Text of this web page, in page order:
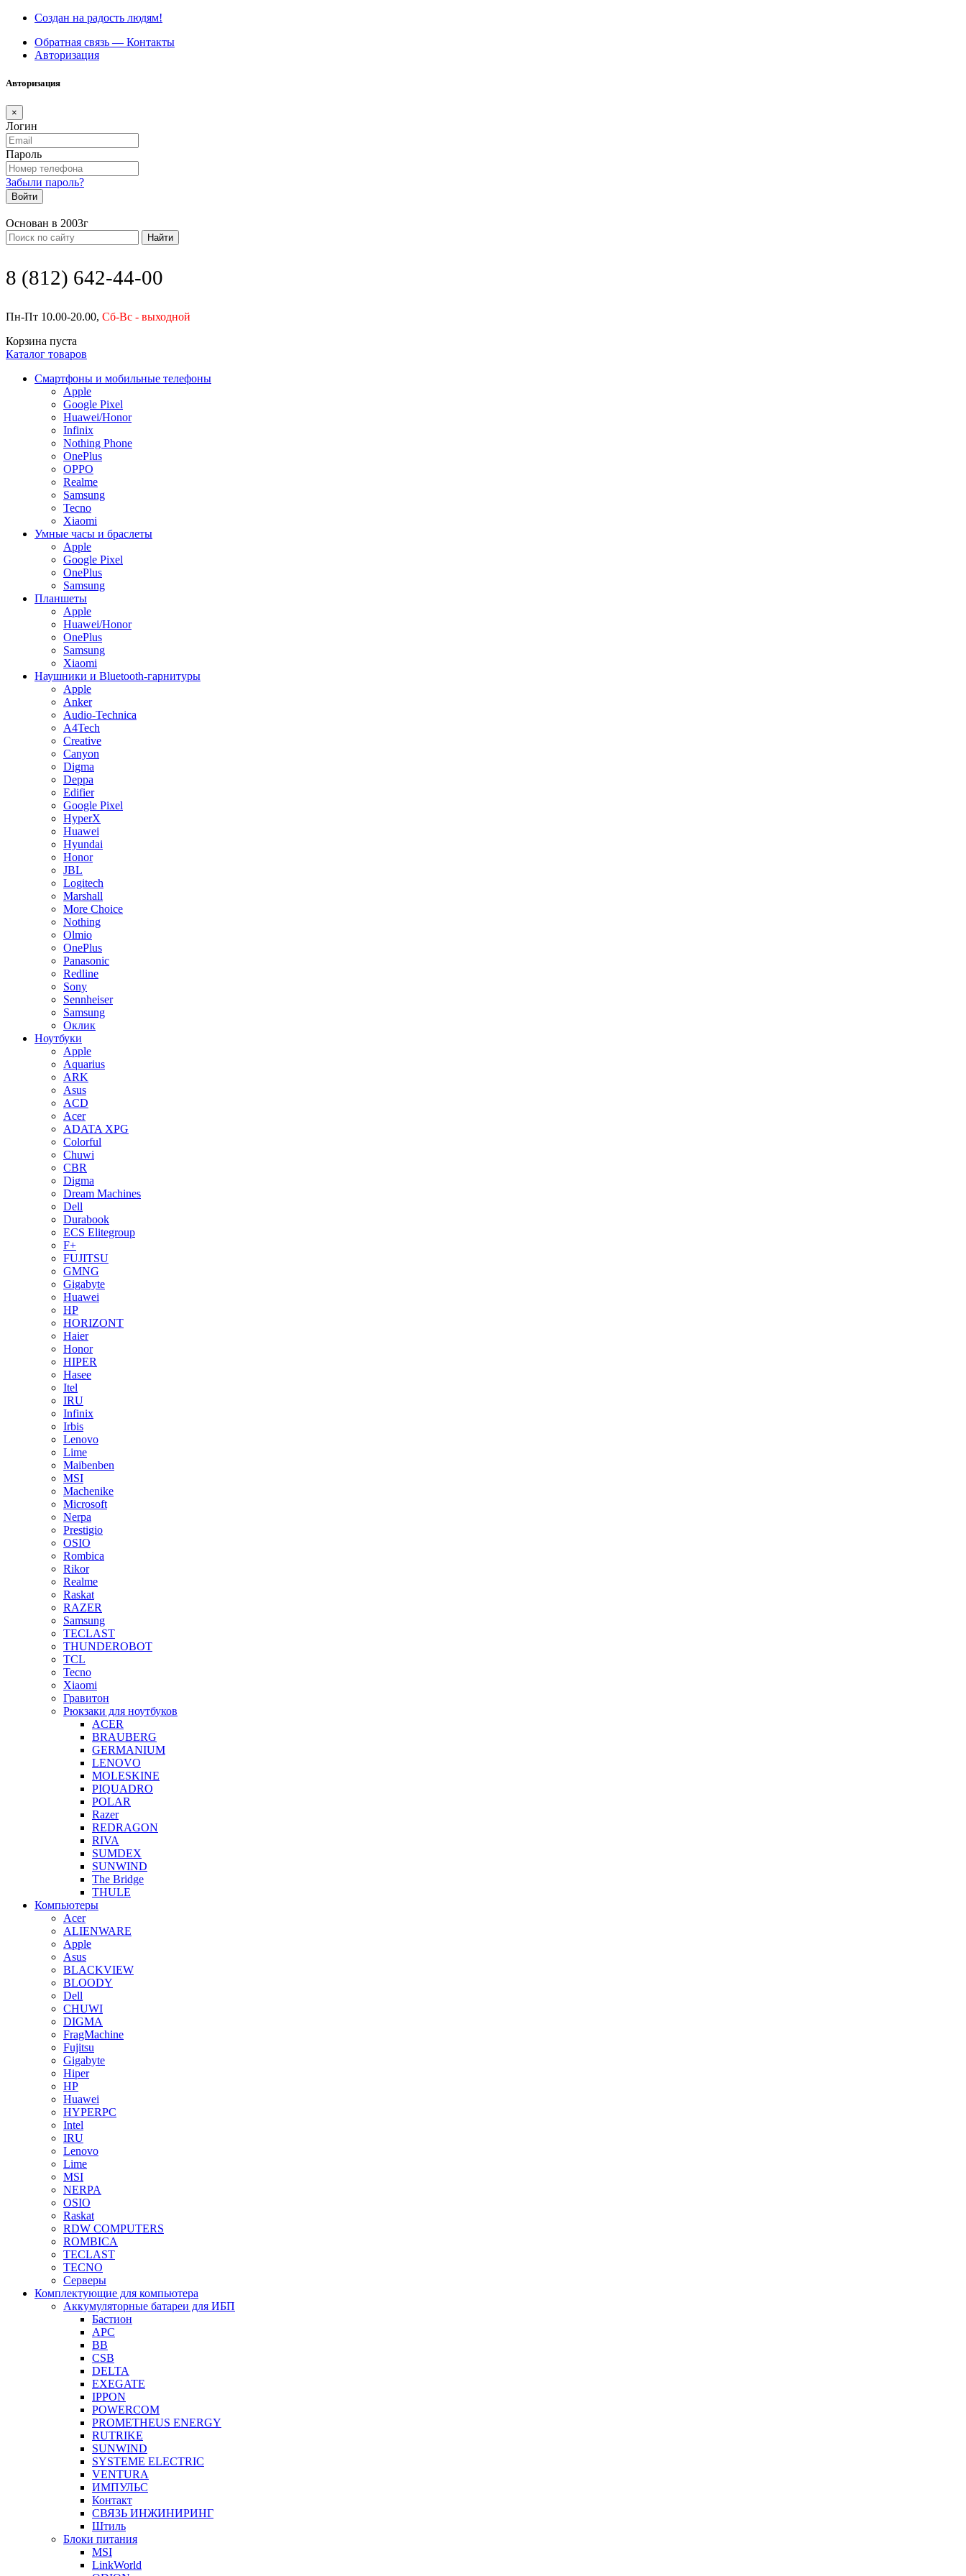
Создан на радость людям!
Обратная связь — Контакты
Авторизация
Авторизация
×
Логин
Пароль
Забыли пароль?
Войти
Основан в 2003г
Найти
8 (812) 642-44-00
Пн-Пт 10.00-20.00, Сб-Вс - выходной
Корзина пуста
Каталог товаров
Смартфоны и мобильные телефоны
Apple
Google Pixel
Huawei/Honor
Infinix
Nothing Phone
OnePlus
OPPO
Realme
Samsung
Tecno
Xiaomi
Умные часы и браслеты
Apple
Google Pixel
OnePlus
Samsung
Планшеты
Apple
Huawei/Honor
OnePlus
Samsung
Xiaomi
Наушники и Bluetooth-гарнитуры
Apple
Anker
Audio-Technica
A4Tech
Creative
Canyon
Digma
Deppa
Edifier
Google Pixel
HyperX
Huawei
Hyundai
Honor
JBL
Logitech
Marshall
More Choice
Nothing
Olmio
OnePlus
Panasonic
Redline
Sony
Sennheiser
Samsung
Оклик
Ноутбуки
Apple
Aquarius
ARK
Asus
ACD
Acer
ADATA XPG
Colorful
Chuwi
CBR
Digma
Dream Machines
Dell
Durabook
ECS Elitegroup
F+
FUJITSU
GMNG
Gigabyte
Huawei
HP
HORIZONT
Haier
Honor
HIPER
Hasee
Itel
IRU
Infinix
Irbis
Lenovo
Lime
Maibenben
MSI
Machenike
Microsoft
Nerpa
Prestigio
OSIO
Rombica
Rikor
Realme
Raskat
RAZER
Samsung
TECLAST
THUNDEROBOT
TCL
Tecno
Xiaomi
Гравитон
Рюкзаки для ноутбуков
ACER
BRAUBERG
GERMANIUM
LENOVO
MOLESKINE
PIQUADRO
POLAR
Razer
REDRAGON
RIVA
SUMDEX
SUNWIND
The Bridge
THULE
Компьютеры
Acer
ALIENWARE
Apple
Asus
BLACKVIEW
BLOODY
Dell
CHUWI
DIGMA
FragMachine
Fujitsu
Gigabyte
Hiper
HP
Huawei
HYPERPC
Intel
IRU
Lenovo
Lime
MSI
NERPA
OSIO
Raskat
RDW COMPUTERS
ROMBICA
TECLAST
TECNO
Серверы
Комплектующие для компьютера
Аккумуляторные батареи для ИБП
Бастион
APC
BB
CSB
DELTA
EXEGATE
IPPON
POWERCOM
PROMETHEUS ENERGY
RUTRIKE
SUNWIND
SYSTEME ELECTRIC
VENTURA
ИМПУЛЬС
Контакт
СВЯЗЬ ИНЖИНИРИНГ
Штиль
Блоки питания
MSI
LinkWorld